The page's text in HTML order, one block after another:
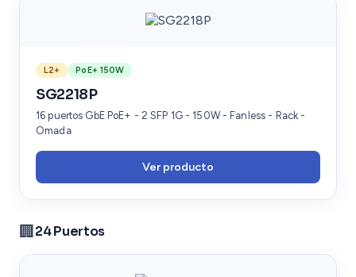
L2+ PoE+ 150W
SG2218P
16 puertos GbE PoE+ - 2 SFP 1G - 150W - Fanless - Rack -
Omada
Ver producto
🏢 24 Puertos